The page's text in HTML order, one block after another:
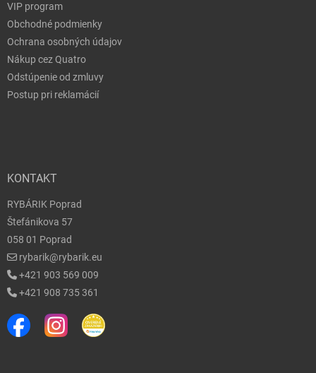
VIP program
Obchodné podmienky
Ochrana osobných údajov
Nákup cez Quatro
Odstúpenie od zmluvy
Postup pri reklamácií
KONTAKT
RYBÁRIK Poprad
Štefánikova 57
058 01 Poprad
rybarik@rybarik.eu
+421 903 569 009
+421 908 735 361